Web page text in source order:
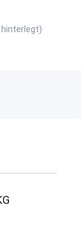
hinterlegt)